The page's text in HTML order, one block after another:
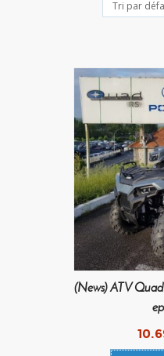
(News) ATV